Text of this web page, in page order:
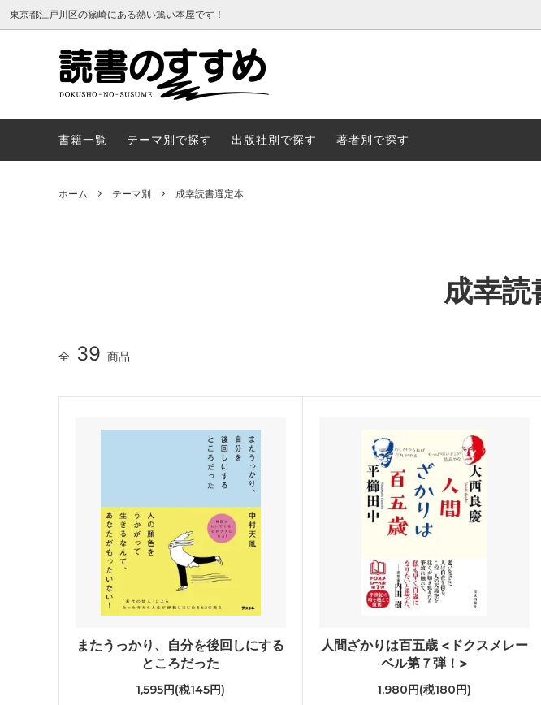
東京都江戸川区の篠崎にある熱い篤い本屋です！
書籍一覧 テーマ別で探す 出版社別で探す 著者別で探す
ホーム テーマ別 成幸読書選定本
成幸読
全 39 商品
またうっかり、自分を後回しにする
ところだった
1,595円(税145円)
人間ざかりは百五歳 <ドクスメレー
ベル第７弾！>
1,980円(税180円)